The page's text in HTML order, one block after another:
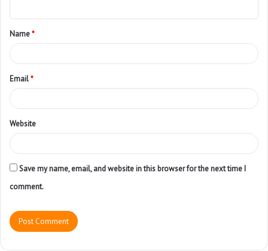
Name*
Email*
Website
Save my name, email, and website in this browser for the next time I
comment.